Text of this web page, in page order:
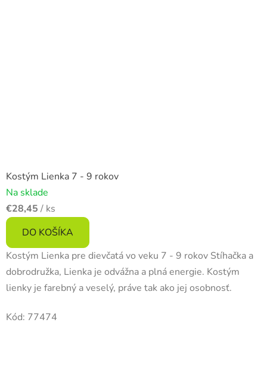
Kostým Lienka 7 - 9 rokov
Na sklade
€28,45 / ks
DO KOŠÍKA
Kostým Lienka pre dievčatá vo veku 7 - 9 rokov Stíhačka a
dobrodružka, Lienka je odvážna a plná energie. Kostým
lienky je farebný a veselý, práve tak ako jej osobnosť.
Kód: 77474